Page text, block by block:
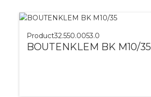
Product32.550.0053.0
BOUTENKLEM BK M10/35